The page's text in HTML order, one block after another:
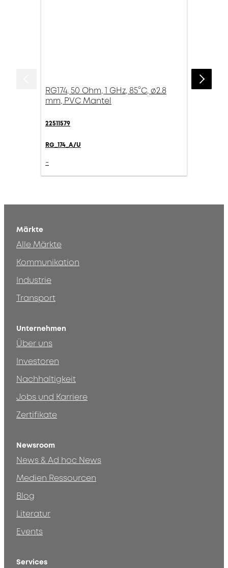
RG174, 50 Ohm, 1 GHz, 85°C, ø2.8
mm, PVC Mantel
22511579
RG_174_A/U
-
Märkte
Alle Märkte
Kommunikation
Industrie
Transport
Unternehmen
Über uns
Investoren
Nachhaltigkeit
Jobs und Karriere
Zertifikate
Newsroom
News & Ad hoc News
Medien Ressourcen
Blog
Literatur
Events
Services